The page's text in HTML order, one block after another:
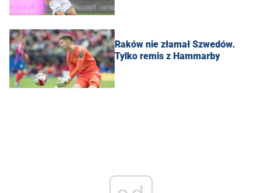
Raków nie złamał Szwedów.
Tylko remis z Hammarby